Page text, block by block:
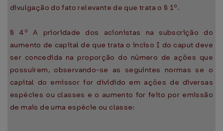
divulgação do fato relevante de que trata o § 1º.
§ 4º A prioridade dos acionistas na subscrição do
aumento de capital de que trata o inciso I do caput deve
ser concedida na proporção do número de ações que
possuírem, observando-se as seguintes normas se o
capital do emissor for dividido em ações de diversas
espécies ou classes e o aumento for feito por emissão
de mais de uma espécie ou classe: